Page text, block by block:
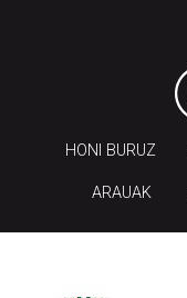
HONI BURUZ
ARAUAK